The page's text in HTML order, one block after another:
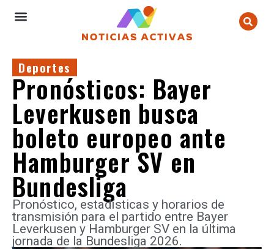
Deportes
Pronósticos: Bayer
Leverkusen busca
boleto europeo ante
Hamburger SV en
Bundesliga
Pronóstico, estadísticas y horarios de
transmisión para el partido entre Bayer
Leverkusen y Hamburger SV en la última
jornada de la Bundesliga 2026.